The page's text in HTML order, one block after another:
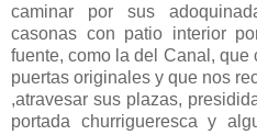
caminar por sus
casonas con patio interior
fuente, como la del Canal,
puertas originales y que nos
,atravesar sus plazas,
portada churrigueresca y